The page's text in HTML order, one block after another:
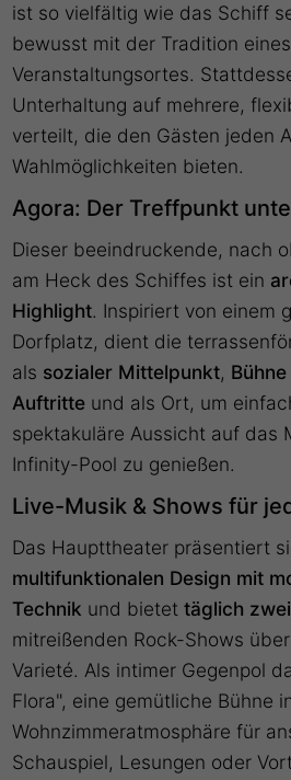
ist so vielfältig wie das Schiff
bewusst mit der Tradition
Veranstaltungsortes.
Unterhaltung auf mehrere,
verteilt, die den Gästen jeden
Wahlmöglichkeiten bieten.
Agora: Der Treffpunkt
Dieser beeindruckende, nach
am Heck des Schiffes ist ein
Highlight. Inspiriert von einem
Dorfplatz, dient die
als sozialer Mittelpunkt,
Auftritte und als Ort, um
spektakuläre Aussicht auf das
Infinity-Pool zu genießen.
Live-Musik & Shows für
Das Haupttheater präsentiert
multifunktionalen Design mit
Technik und bietettäglich
mitreißenden Rock-Shows
Varieté. Als intimer Gegenpol
Flora", eine gemütliche Bühne
Wohnzimmeratmosphäre für
Schauspiel, Lesungen oder